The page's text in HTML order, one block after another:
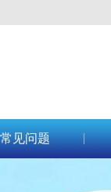
常见问题